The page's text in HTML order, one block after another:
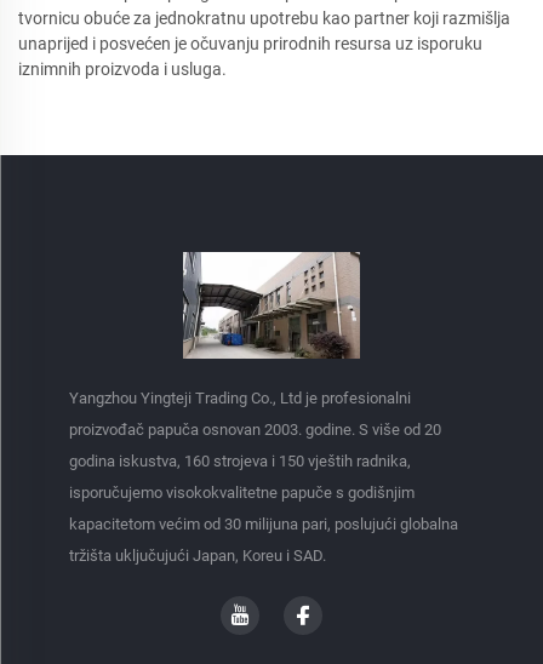
tvornicu obuće za jednokratnu upotrebu kao partner koji razmišlja
unaprijed i posvećen je očuvanju prirodnih resursa uz isporuku
iznimnih proizvoda i usluga.
Yangzhou Yingteji Trading Co., Ltd je profesionalni
proizvođač papuča osnovan 2003. godine. S više od 20
godina iskustva, 160 strojeva i 150 vještih radnika,
isporučujemo visokokvalitetne papuče s godišnjim
kapacitetom većim od 30 milijuna pari, poslujući globalna
tržišta uključujući Japan, Koreu i SAD.